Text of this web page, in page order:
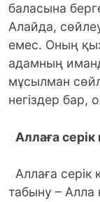
баласына
Алайда,
емес. Оның
адамның
мұсылман
негіздер бар,
Аллаға
Аллаға серік
табыну – Алла